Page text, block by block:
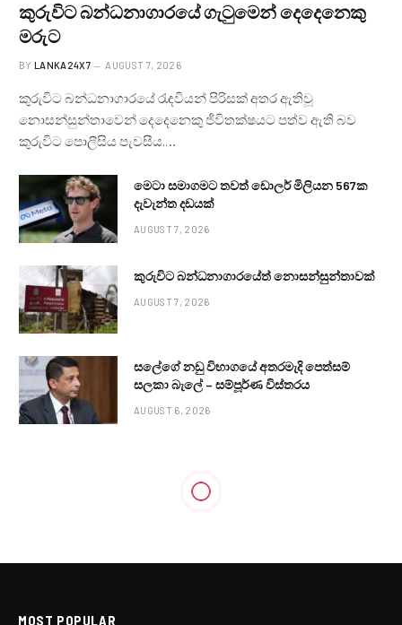
කුරුවිට බන්ධනාගාරයේ ගැටුමෙන් දෙදෙනෙකු
මරුට
BY LANKA24X7 AUGUST 7, 2026
කුරුවිට බන්ධනාගාරයේ රැඳවියන් පිරිසක් අතර ඇතිවූ
නොසන්සුන්තාවෙන් දෙදෙනෙකු ජීවිතක්ෂයට පත්ව ඇති බව
කුරුවිට පොලීසිය පැවසීය.…
මෙටා සමාගමට තවත් ඩොලර් මිලියන 567ක
දැවැන්ත දඩයක්
AUGUST 7, 2026
කුරුවිට බන්ධනාගාරයේත් නොසන්සුන්තාවක්
AUGUST 7, 2026
සලේගේ නඩු විභාගයේ අතරමැදි පෙත්සම්
සලකා බැලේ – සම්පූර්ණ විස්තරය
AUGUST 6, 2026
MOST POPULAR